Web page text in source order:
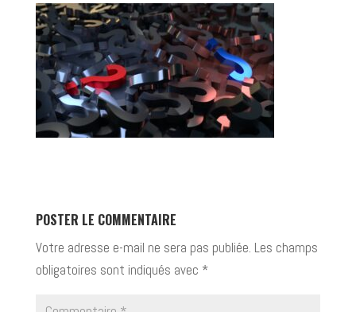
POSTER LE COMMENTAIRE
Votre adresse e-mail ne sera pas publiée. Les champs
obligatoires sont indiqués avec *